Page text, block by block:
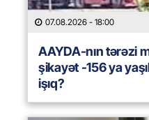
07.08.2026 - 18:00
AAYDA-nın tərəzi
şikayət -156 ya
işıq?